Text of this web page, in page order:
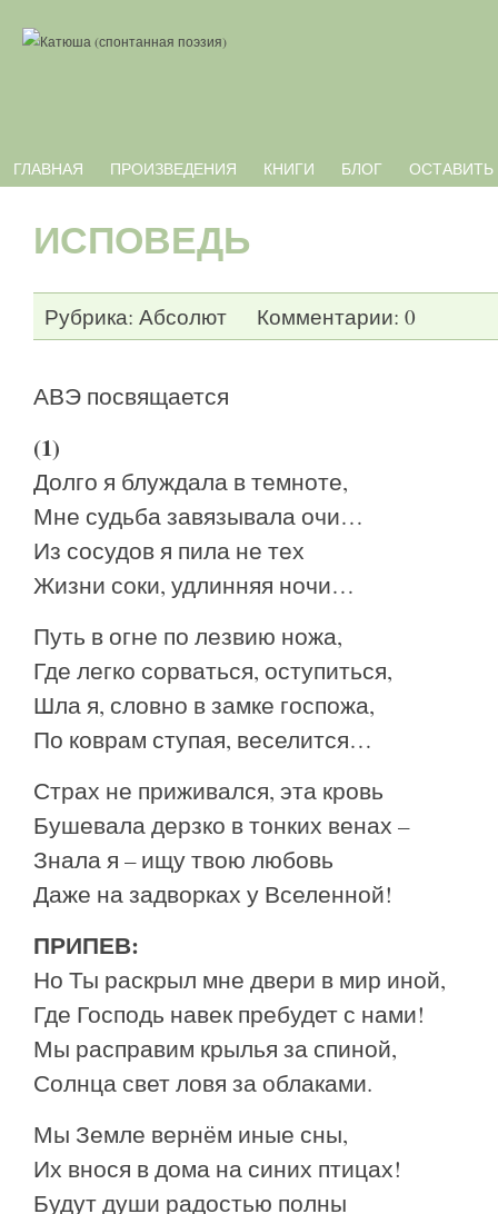
ГЛАВНАЯ ПРОИЗВЕДЕНИЯ КНИГИ БЛОГ
ИСПОВЕДЬ
Рубрика: Абсолют Комментарии: 0
АВЭ посвящается
(1)
Долго я блуждала в темноте,
Мне судьба завязывала очи…
Из сосудов я пила не тех
Жизни соки, удлинняя ночи…
Путь в огне по лезвию ножа,
Где легко сорваться, оступиться,
Шла я, словно в замке госпожа,
По коврам ступая, веселится…
Страх не приживался, эта кровь
Бушевала дерзко в тонких венах –
Знала я – ищу твою любовь
Даже на задворках у Вселенной!
ПРИПЕВ:
Но Ты раскрыл мне двери в мир иной,
Где Господь навек пребудет с нами!
Мы расправим крылья за спиной,
Солнца свет ловя за облаками.
Мы Земле вернём иные сны,
Их внося в дома на синих птицах!
Будут души радостью полны